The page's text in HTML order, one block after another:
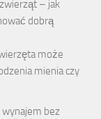
– jak
dobrą
może
mienia czy
wynajem bez